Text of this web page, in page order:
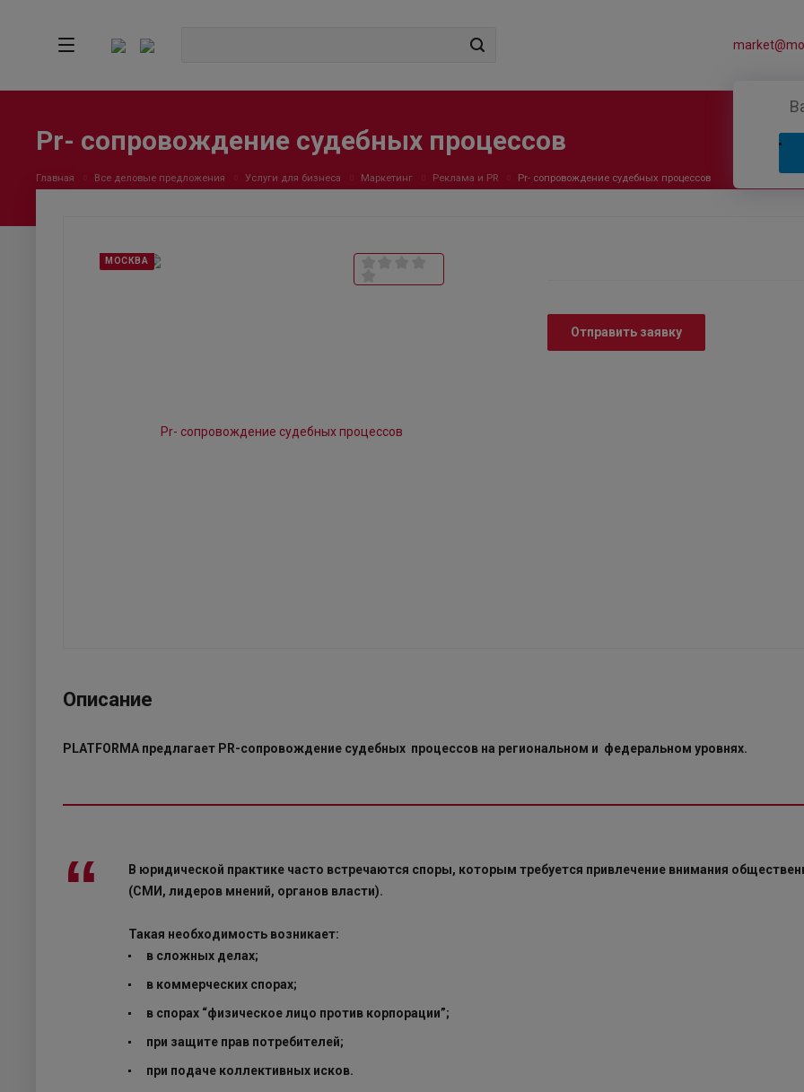
Pr- сопровождение судебных процессов
Главная Все деловые предложения Услуги для бизнеса Маркетинг Реклама и PR Pr- сопровождение судебных процессов
МОСКВА
Отправить заявку
Описание
PLATFORMA предлагает PR-сопровождение судебных процессов на региональном и федеральном уровнях.
В юридической практике часто встречаются споры, которым требуется привлечение внимания
(СМИ, лидеров мнений, органов власти).
Такая необходимость возникает:
в сложных делах;
в коммерческих спорах;
в спорах “физическое лицо против корпорации”;
при защите прав потребителей;
при подаче коллективных исков.